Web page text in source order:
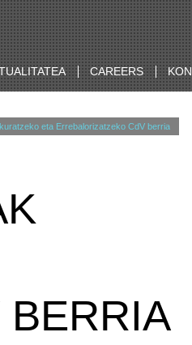
CAREERS
eta Errebalorizatzeko CdV berria
BERRIA